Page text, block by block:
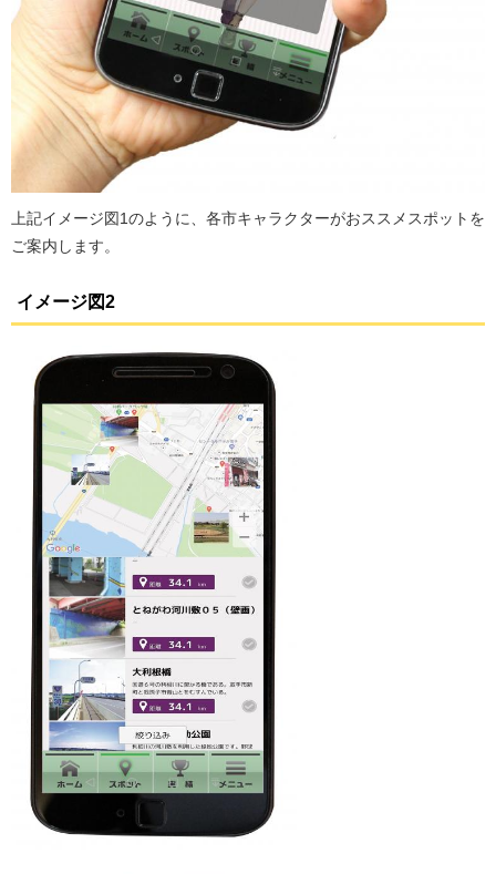
上記イメージ図1のように、各市キャラクターがおススメスポットを
ご案内します。
イメージ図2